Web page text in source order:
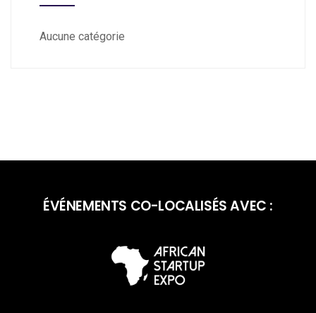
Aucune catégorie
ÉVÉNEMENTS CO-LOCALISÉS AVEC :